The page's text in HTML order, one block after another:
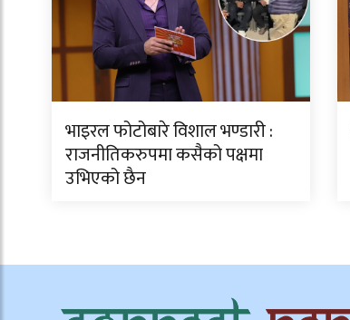
भाइरल फोटोबारे विशाल भण्डारी :
राजनीतिकरुपमा कसैको पक्षमा
उभिएको छैन